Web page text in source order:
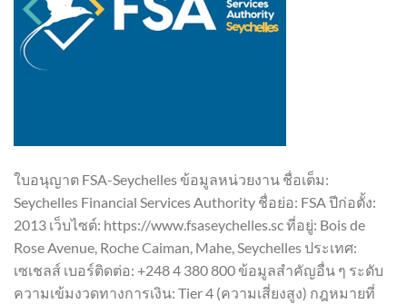
ใบอนุญาต FSA-Seychelles ข้อมูลหน่วยงาน ชื่อเต็ม:
Seychelles Financial Services Authority ชื่อย่อ: FSA ปีก่อตั้ง:
2013 เว็บไซต์: https://www.fsaseychelles.sc ที่อยู่: Bois de
Rose Avenue, Roche Caiman, Mahe, Seychelles ประเทศ:
เซเชลส์ เบอร์ติดต่อ: +248 4 380 800 ข้อมูลสำคัญอื่น ๆ ระดับ
ความเข้มงวดทางการเงิน: Tier 4 (ความเสี่ยงสูง) กฎหมายที่